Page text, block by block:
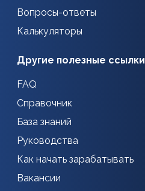
Вопросы-ответы
Калькуляторы
Другие полезные ссылки
FAQ
Справочник
База знаний
Руководства
Как начать зарабатывать
Вакансии